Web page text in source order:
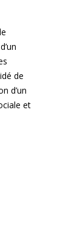
de
d’un
et